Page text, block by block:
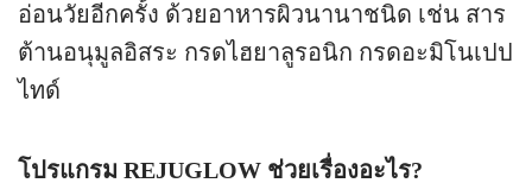
อ่อนวัยอีกครั้ง ด้วยอาหารผิวนานาชนิด เช่น สาร
ต้านอนุมูลอิสระ กรดไฮยาลูรอนิก กรดอะมิโนเปป
ไทด์
โปรแกรม REJUGLOW ช่วยเรื่องอะไร?